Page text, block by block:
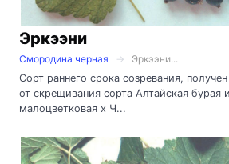
Эркээни
Смородина черная
Эркээни...
Сорт раннего срока созревания,
от скрещивания сорта Алтайская
малоцветковая х Ч...